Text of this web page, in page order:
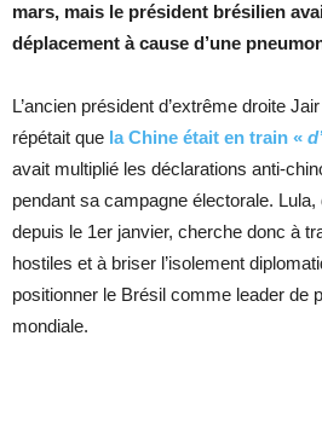
mars, mais le président brésilien
déplacement à cause d’une
L’ancien président d’extrême droite
répétait que la Chine était en train «
avait multiplié les déclarations anti-
pendant sa campagne électorale.
depuis le 1er janvier, cherche donc à
hostiles et à briser l’isolement
positionner le Brésil comme leader de
mondiale.